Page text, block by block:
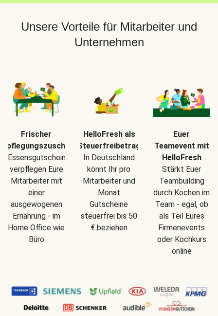
Unsere Vorteile für Mitarbeiter und
Unternehmen
Frischer
Essensgutscheine
verpflegen Eure
Mitarbeiter mit
einer
ausgewogenen
Ernährung - im
Home Office wie
Büro
HelloFresh als
Steuerfreibetrag
In Deutschland
könnt Ihr pro
Mitarbeiter und
Monat
Gutscheine
steuerfrei bis 50
€ beziehen
Euer
Teamevent mit
HelloFresh
Stärkt Euer
Teambuilding
durch Kochen im
Team - egal, ob
als Teil Eures
Firmenevents
oder Kochkurs
online